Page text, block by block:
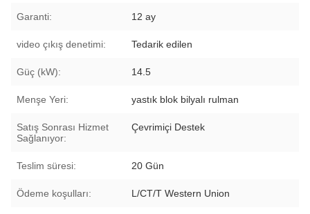
Garanti: 12 ay
video çıkış denetimi: Tedarik edilen
Güç (kW): 14.5
Menşe Yeri: yastık blok bilyalı rulman
Satış Sonrası Hizmet
Sağlanıyor:
Çevrimiçi Destek
Teslim süresi: 20 Gün
Ödeme koşulları: L/CT/T Western Union